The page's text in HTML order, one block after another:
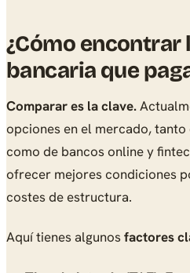
¿Cómo encontrar
bancaria que
Comparar es la clave.
opciones en el mercado,
como de bancos online y
ofrecer mejores condiciones
costes de estructura.
Aquí tienes algunosfactores